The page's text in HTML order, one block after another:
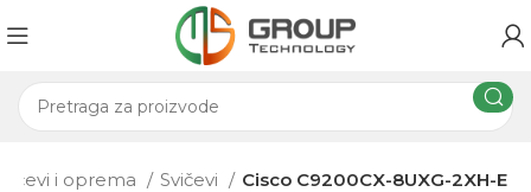
i oprema Svičevi Cisco C9200CX-8UXG-2XH-E